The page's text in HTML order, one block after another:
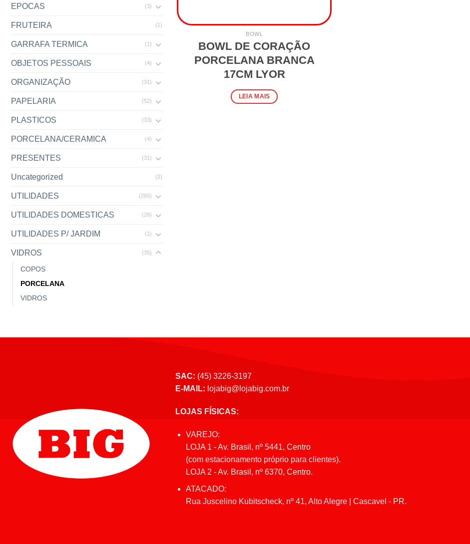
EPOCAS (3)
FRUTEIRA (1)
GARRAFA TERMICA (1)
OBJETOS PESSOAIS (4)
ORGANIZAÇÃO (31)
PAPELARIA (52)
PLASTICOS (33)
PORCELANA/CERAMICA (4)
PRESENTES (31)
Uncategorized (2)
UTILIDADES (265)
UTILIDADES DOMESTICAS (28)
UTILIDADES P/ JARDIM (1)
VIDROS (35)
COPOS
PORCELANA
VIDROS
BOWL
BOWL DE CORAÇÃO
PORCELANA BRANCA
17CM LYOR
LEIA MAIS
SAC: (45) 3226-3197
E-MAIL: lojabig@lojabig.com.br
LOJAS FÍSICAS:
VAREJO:
LOJA 1 - Av. Brasil, nº 5441, Centro
(com estacionamento próprio para clientes).
LOJA 2 - Av. Brasil, nº 6370, Centro.
ATACADO:
Rua Juscelino Kubitscheck, nº 41, Alto Alegre | Cascavel - PR.